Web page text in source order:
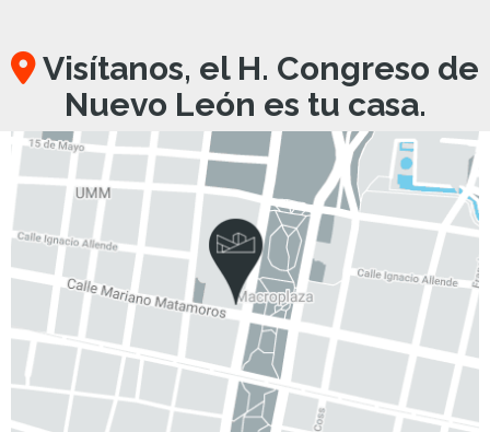
Visítanos, el H. Congreso de
Nuevo León es tu casa.